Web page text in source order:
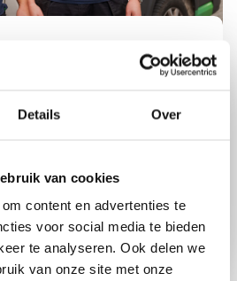
Details Over
van cookies
content en advertenties te
voor social media te bieden
te analyseren. Ook delen we
van onze site met onze
in duurzame
bieden we advies
energieverbruik
verlagen. Onze
en eerlijk, altijd met
en efficiëntie.
Ervaring